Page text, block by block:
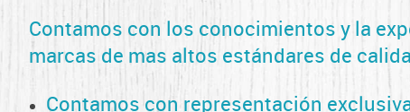
Contamos con los conocimientos y la
marcas de mas altos estándares de
Contamos con representación